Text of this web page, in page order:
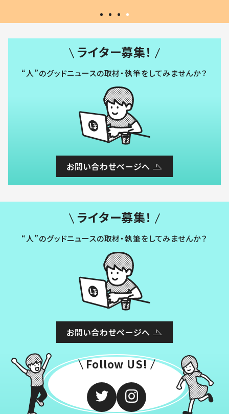
ライター募集！
“人”のグッドニュースの取材・執筆をしてみませんか？
お問い合わせページへ
ライター募集！
“人”のグッドニュースの取材・執筆をしてみませんか？
お問い合わせページへ
Follow US!